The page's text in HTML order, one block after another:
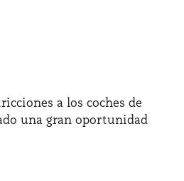
a los coches de
una gran oportunidad